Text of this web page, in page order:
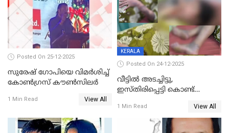
Posted On 25-12-2025
സുരേഷ് ഗോപിയെ വിമര്‍ശിച്ച്
കോണ്‍ഗ്രസ് കൗണ്‍സിലര്‍
1 Min Read View All
KERALA
Posted On 24-12-2025
വീട്ടിൽ അടച്ചിട്ടു,
ഇസ്തിരിപ്പെട്ടി കൊണ്ട്
ഗർഭിണിയായ യുവതിക്ക് ക്രൂര
1 Min Read View All